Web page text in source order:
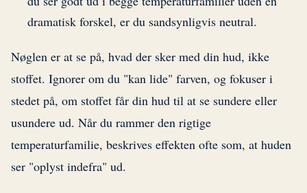
dramatisk forskel, er du sandsynligvis neutral.
Nøglen er at se på, hvad der sker med din hud, ikke
stoffet. Ignorer om du "kan lide" farven, og fokuser i
stedet på, om stoffet får din hud til at se sundere eller
usundere ud. Når du rammer den rigtige
temperaturfamilie, beskrives effekten ofte som, at huden
ser "oplyst indefra" ud.